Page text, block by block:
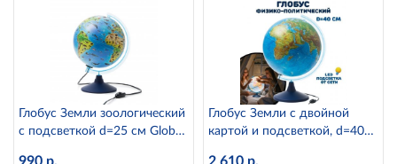
Глобус Земли зоологический
с подсветкой d=25 см Globen
990 р.
Глобус Земли с двойной
картой и подсветкой, d=40
2 610 р.